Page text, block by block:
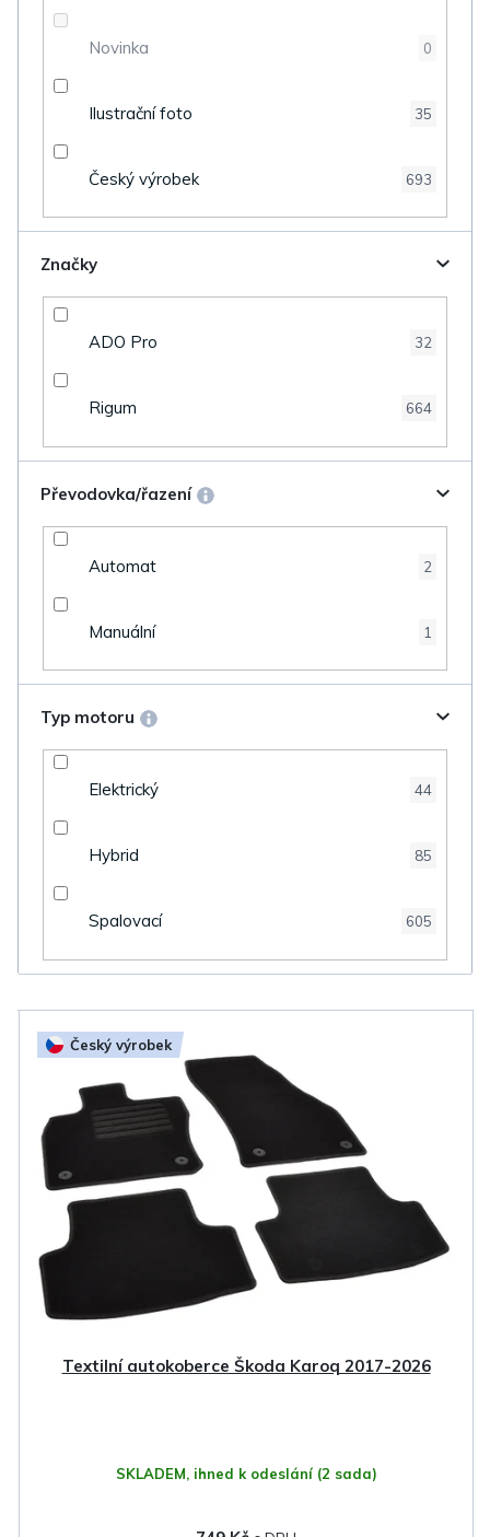
Novinka 0
Ilustrační foto 35
Český výrobek 693
Značky
ADO Pro 32
Rigum 664
Převodovka/řazení
Automat 2
Manuální 1
Typ motoru
Elektrický 44
Hybrid 85
Spalovací 605
Český výrobek
Textilní autokoberce Škoda Karoq 2017-2026
SKLADEM, ihned k odeslání (2 sada)